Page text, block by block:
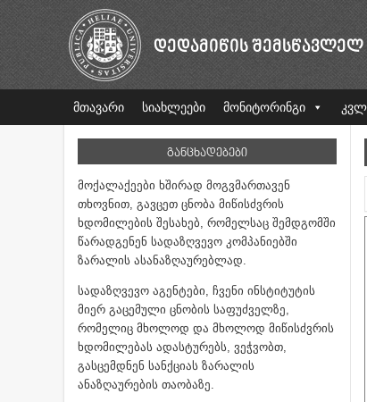
ᲓᲔᲓᲐᲛᲘᲬᲘᲡ
მთავარი სიახლეები მონიტორინგი
ᲒᲐᲜᲪᲮᲐᲓᲔᲑᲔᲑᲘ
მოქალაქეები ხშირად მოგვმართავენ
თხოვნით, გავცეთ ცნობა მიწისძვრის
ხდომილების შესახებ, რომელსაც შემდგომში
წარადგენენ სადაზღვევო კომპანიებში
ზარალის ასანაზღაურებლად.
სადაზღვევო აგენტები, ჩვენი ინსტიტუტის
მიერ გაცემული ცნობის საფუძველზე,
რომელიც მხოლოდ და მხოლოდ მიწისძვრის
ხდომილებას ადასტურებს, ვეჭვობთ,
გასცემდნენ სანქციას ზარალის
ანაზღაურების თაობაზე.